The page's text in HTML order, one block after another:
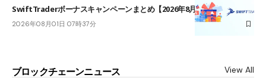
SwiftTraderボーナスキャンペーンまとめ【2026年8月最新】
2026年08月01日 07時37分
ブロックチェーンニュース View All